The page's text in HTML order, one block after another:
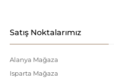
Satış Noktalarımız
Alanya Mağaza
Isparta Mağaza